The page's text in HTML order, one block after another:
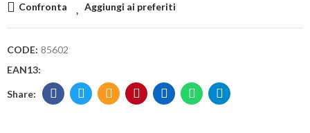
Confronta Aggiungi ai preferiti
CODE: 85602
EAN13: